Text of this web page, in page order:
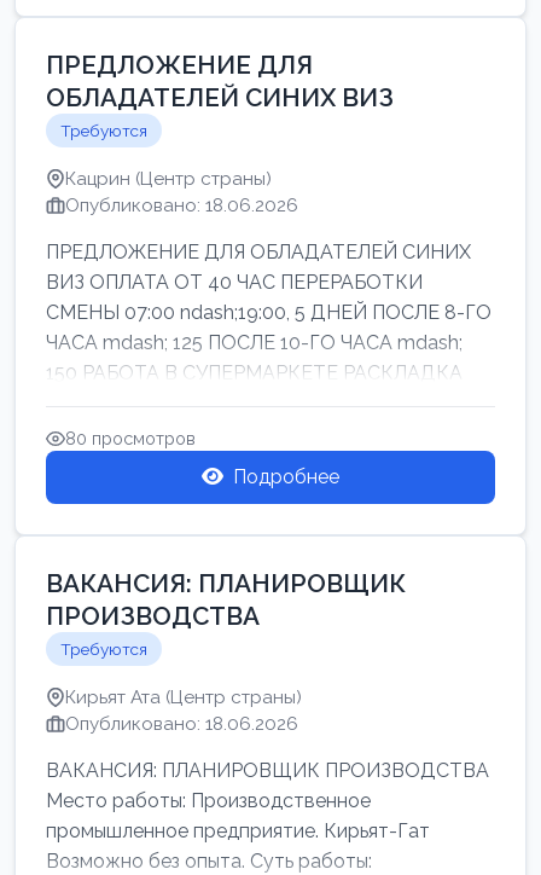
ПРЕДЛОЖЕНИЕ ДЛЯ
ОБЛАДАТЕЛЕЙ СИНИХ ВИЗ
Требуются
Кацрин (Центр страны)
Опубликовано: 18.06.2026
ПРЕДЛОЖЕНИЕ ДЛЯ ОБЛАДАТЕЛЕЙ СИНИХ
ВИЗ ОПЛАТА ОТ 40 ЧАС ПЕРЕРАБОТКИ
СМЕНЫ 07:00 ndash;19:00, 5 ДНЕЙ ПОСЛЕ 8-ГО
ЧАСА mdash; 125 ПОСЛЕ 10-ГО ЧАСА mdash;
150 РАБОТА В СУПЕРМАРКЕТЕ РАСКЛАДКА
ТОВАРОВ НЕ ТЯЖ...
80 просмотров
Подробнее
ВАКАНСИЯ: ПЛАНИРОВЩИК
ПРОИЗВОДСТВА
Требуются
Кирьят Ата (Центр страны)
Опубликовано: 18.06.2026
ВАКАНСИЯ: ПЛАНИРОВЩИК ПРОИЗВОДСТВА
Место работы: Производственное
промышленное предприятие. Кирьят-Гат
Возможно без опыта. Суть работы: